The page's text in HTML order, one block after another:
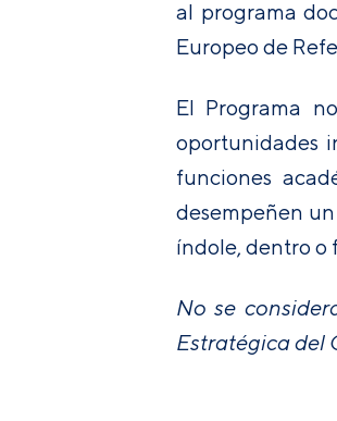
al programa
Europeo de
El Programa
oportunidades
funciones
desempeñen
índole, dentro o
No se
Estratégica del